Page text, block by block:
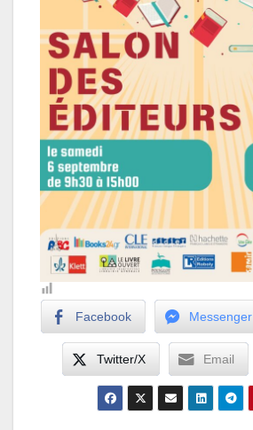
Facebook Messenger
Twitter/X Email